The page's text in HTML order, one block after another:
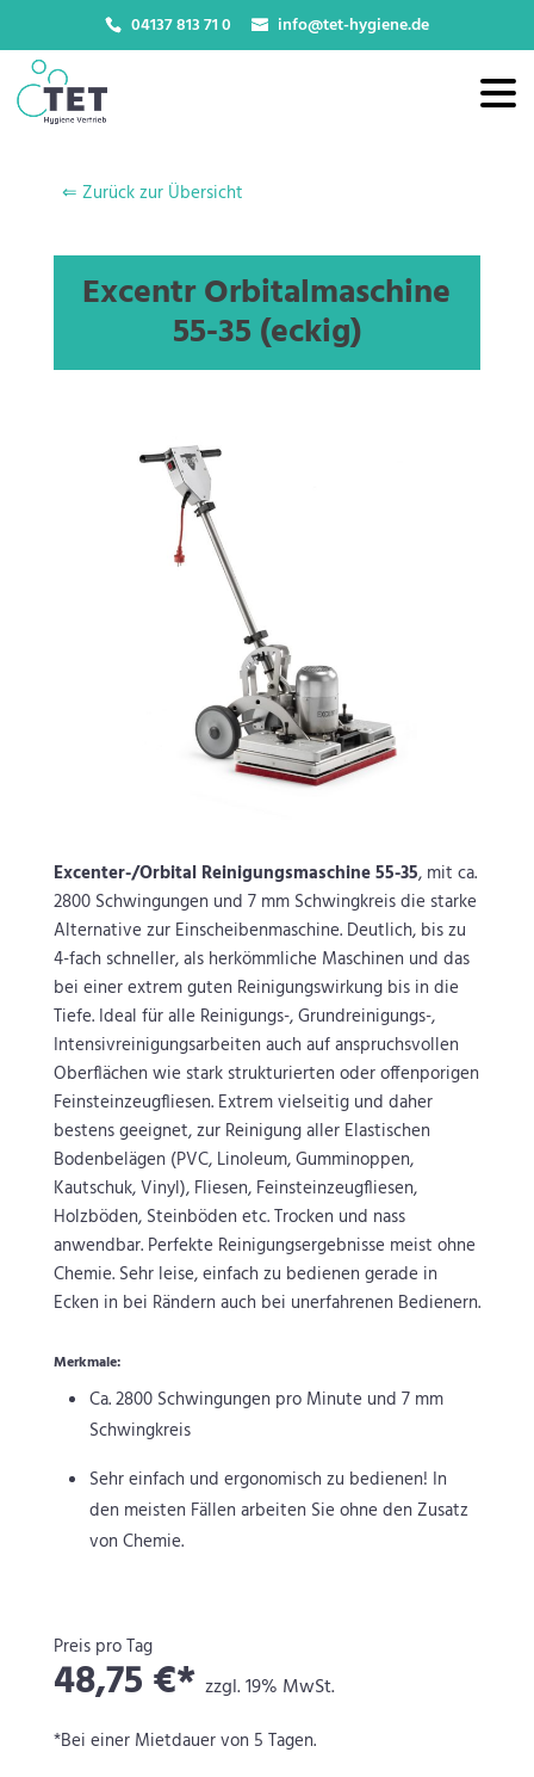
04137 813 71 0 info@tet-hygiene.de
⇐ Zurück zur Übersicht
Excentr Orbitalmaschine
55-35 (eckig)
Excenter-/Orbital Reinigungsmaschine 55-35, mit ca.
2800 Schwingungen und 7 mm Schwingkreis die starke
Alternative zur Einscheibenmaschine. Deutlich, bis zu
4-fach schneller, als herkömmliche Maschinen und das
bei einer extrem guten Reinigungswirkung bis in die
Tiefe. Ideal für alle Reinigungs-, Grundreinigungs-,
Intensivreinigungsarbeiten auch auf anspruchsvollen
Oberflächen wie stark strukturierten oder offenporigen
Feinsteinzeugfliesen. Extrem vielseitig und daher
bestens geeignet, zur Reinigung aller Elastischen
Bodenbelägen (PVC, Linoleum, Gumminoppen,
Kautschuk, Vinyl), Fliesen, Feinsteinzeugfliesen,
Holzböden, Steinböden etc. Trocken und nass
anwendbar. Perfekte Reinigungsergebnisse meist ohne
Chemie. Sehr leise, einfach zu bedienen gerade in
Ecken in bei Rändern auch bei unerfahrenen Bedienern.
Merkmale:
Ca. 2800 Schwingungen pro Minute und 7 mm
Schwingkreis
Sehr einfach und ergonomisch zu bedienen! In
den meisten Fällen arbeiten Sie ohne den Zusatz
von Chemie.
Preis pro Tag
48,75 €* zzgl. 19% MwSt.
*Bei einer Mietdauer von 5 Tagen.